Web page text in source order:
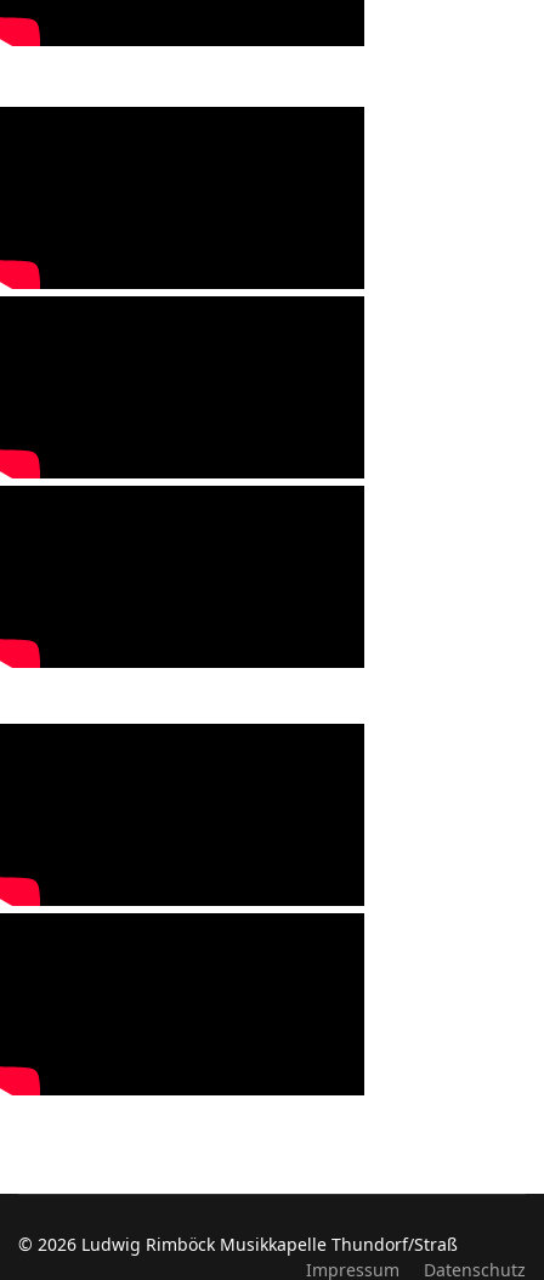
© 2026 Ludwig Rimböck Musikkapelle Thundorf/Straß
Impressum
Datenschutz